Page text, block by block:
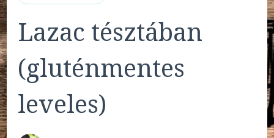
Lazac tésztában
(gluténmentes
leveles)